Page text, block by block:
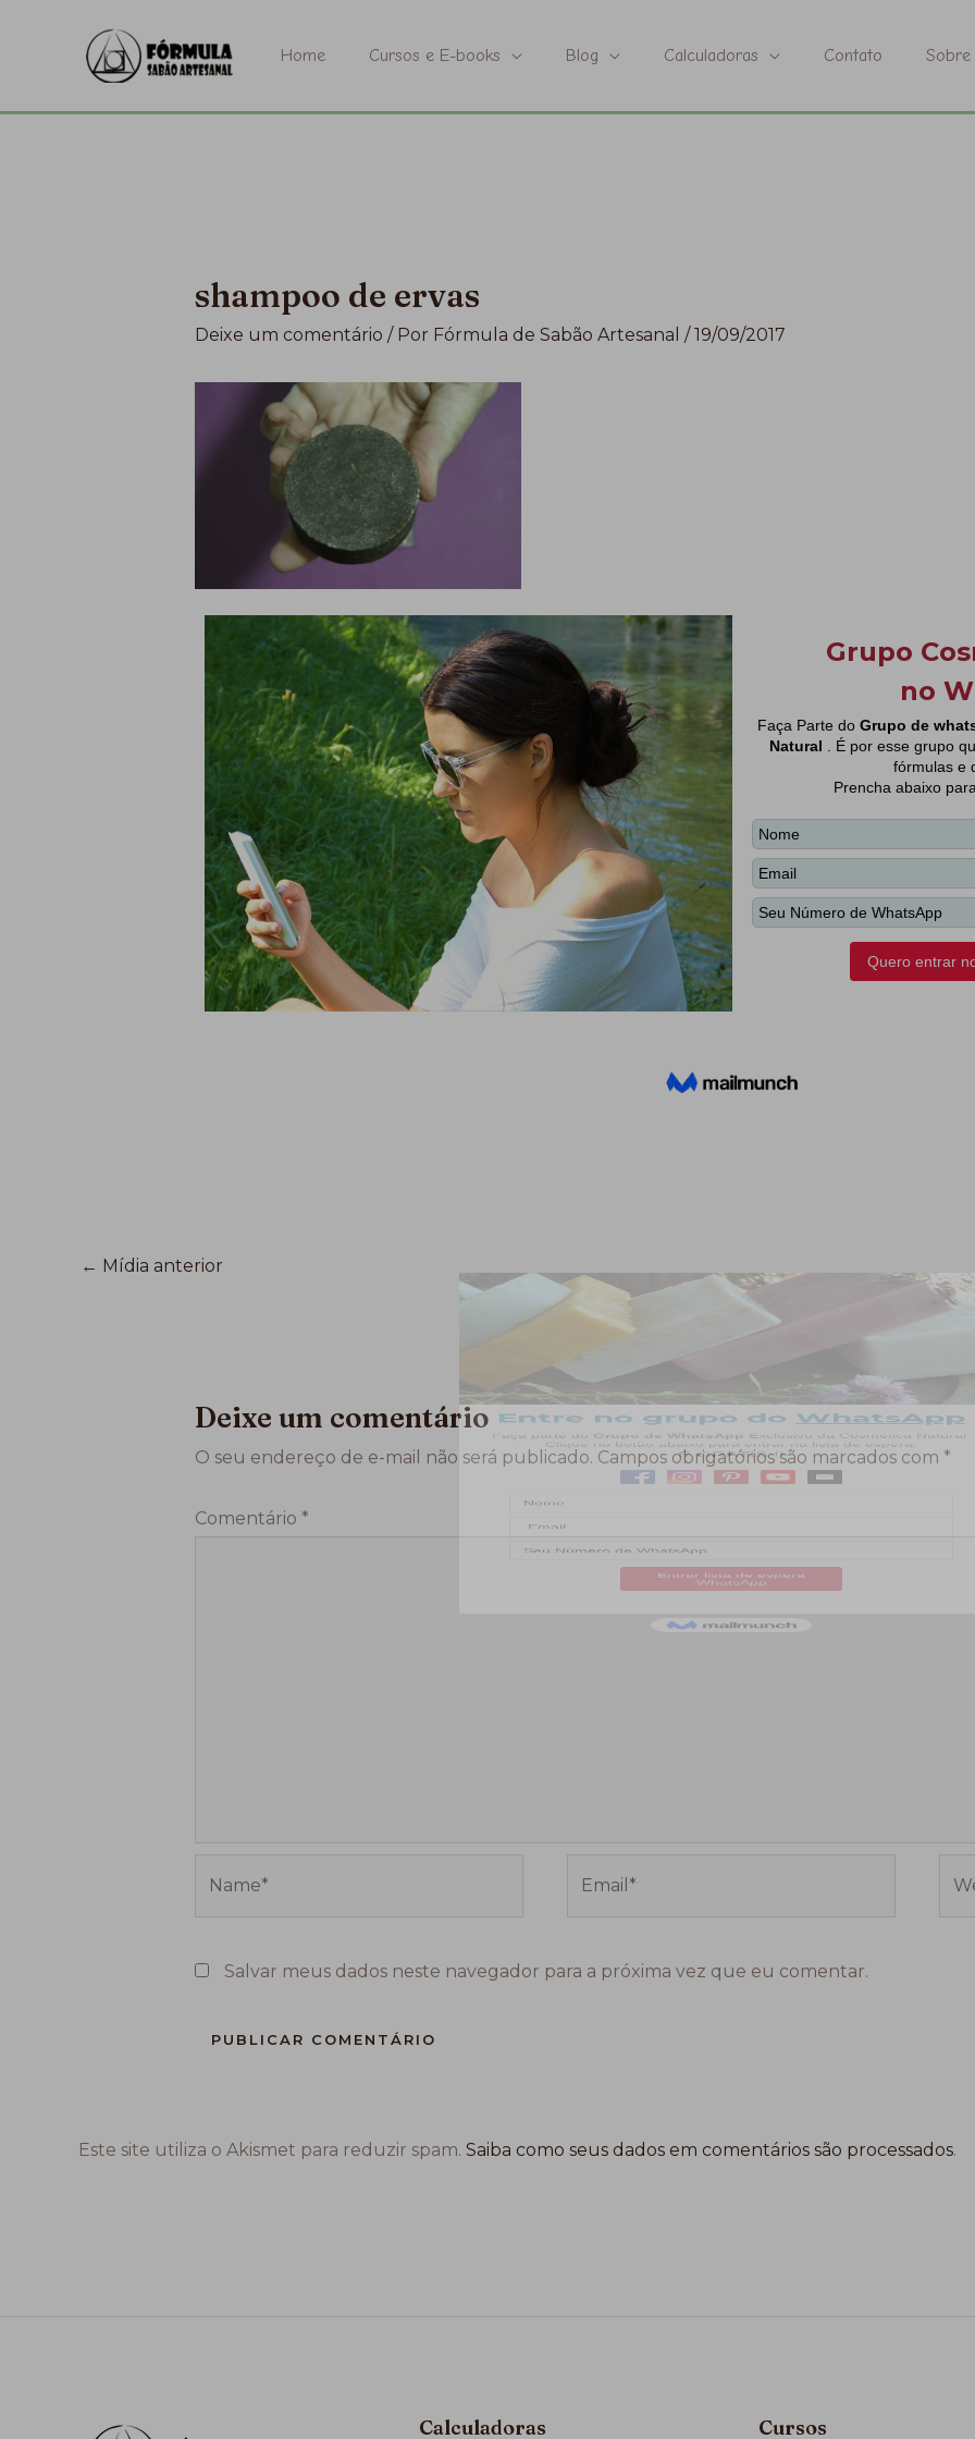
conteúdo
Home Cursos e E-books Blog Calculadoras Contato Sobre
shampoo de ervas
Deixe um comentário / Por Fórmula de Sabão Artesanal / 19/09/2017
← Mídia anterior
Deixe um comentário
O seu endereço de e-mail não será publicado. Campos obrigatórios são marcados com *
Comentário *
Salvar meus dados neste navegador para a próxima vez que eu comentar.
Este site utiliza o Akismet para reduzir spam. Saiba como seus dados em comentários são processados.
Calculadoras Cursos